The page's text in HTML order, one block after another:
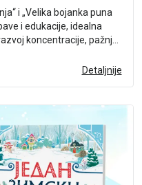
i „Velika bojanka puna
i edukacije, idealna
koncentracije, pažnje i
Detaljnije